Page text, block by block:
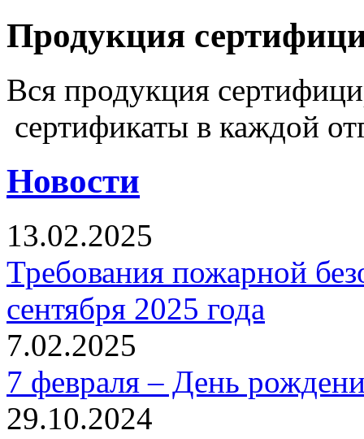
Продукция
Вся продукция
сертификаты в каждой
Новости
13.02.2025
Требования пожарной
сентября 2025 года
7.02.2025
7 февраля – День
29.10.2024